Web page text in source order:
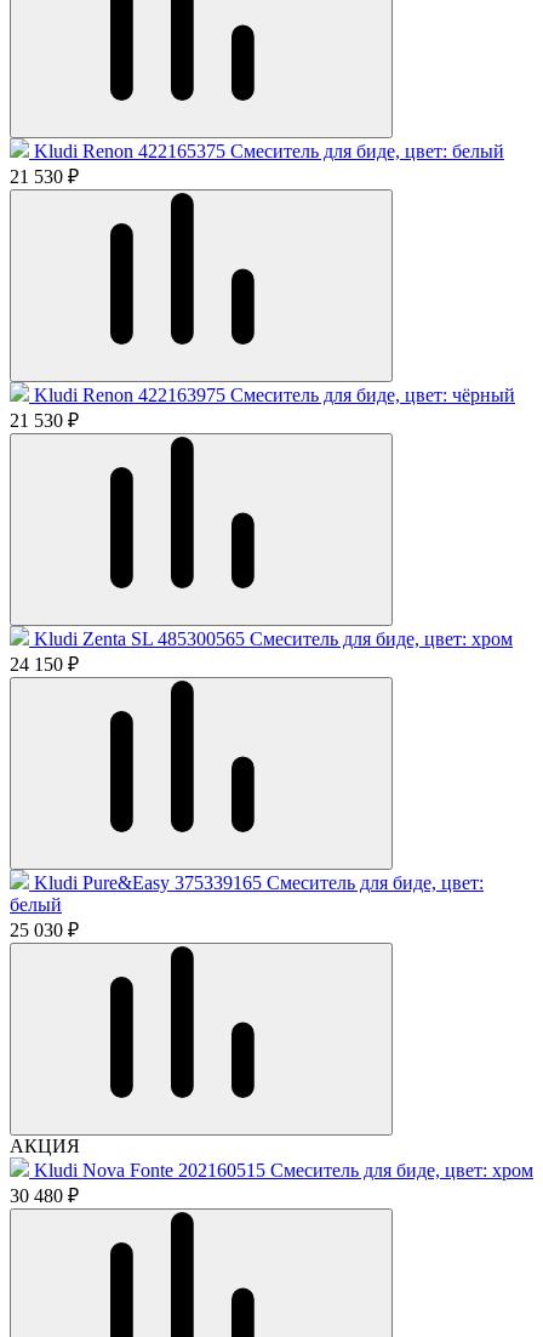
Kludi Renon 422165375 Смеситель для биде, цвет: белый
21 530 ₽
Kludi Renon 422163975 Смеситель для биде, цвет: чёрный
21 530 ₽
Kludi Zenta SL 485300565 Смеситель для биде, цвет: хром
24 150 ₽
Kludi Pure&Easy 375339165 Смеситель для биде, цвет:
белый
25 030 ₽
АКЦИЯ
Kludi Nova Fonte 202160515 Смеситель для биде, цвет: хром
30 480 ₽